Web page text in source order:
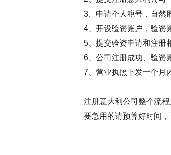
3、申请个人税号，自然
4、开设验资账户，验资
5、提交验资申请和注册
6、公司注册成功、验资
7、营业执照下发一个月
注册意大利公司整个流
要急用的请预算好时间